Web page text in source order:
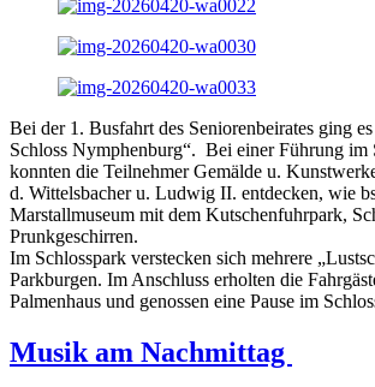
Bei der 1. Busfahrt des Seniorenbeirates ging
Schloss Nymphenburg“. Bei einer Führung im
konnten die Teilnehmer Gemälde u.
d. Wittelsbacher u. Ludwig II. entdecken, wie
Marstallmuseum mit dem Kutschenfuhrpark,
Prunkgeschirren.
Im Schlosspark verstecken sich mehrere
Parkburgen. Im Anschluss erholten die
Palmenhaus und genossen eine Pause im
Musik am Nachmittag